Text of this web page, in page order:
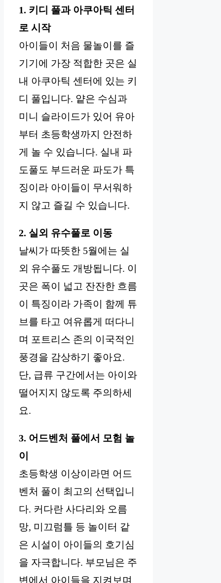
1. 키디 풀과 아쿠아틱 센터
로 시작
아이들이 처음 물놀이를 즐
기기에 가장 적합한 곳은 실
내 아쿠아틱 센터에 있는 키
디 풀입니다. 얕은 수심과
미니 슬라이드가 있어 유아
부터 초등학생까지 안전하
게 놀 수 있습니다. 실내 파
도풀도 부드러운 파도가 특
징이라 아이들이 무서워하
지 않고 즐길 수 있습니다.
2. 실외 유수풀로 이동
날씨가 따뜻한 5월에는 실
외 유수풀도 개방됩니다. 이
곳은 폭이 넓고 잔잔한 흐름
이 특징이라 가족이 함께 튜
브를 타고 여유롭게 떠다니
며 포트리스 존의 이국적인
풍경을 감상하기 좋아요.
단, 급류 구간에서는 아이와
떨어지지 않도록 주의하세
요.
3. 어드벤처 풀에서 모험 놀
이
초등학생 이상이라면 어드
벤처 풀이 최고의 선택입니
다. 커다란 사다리와 오름
망, 미끄럼틀 등 놀이터 같
은 시설이 아이들의 호기심
을 자극합니다. 부모님은 주
변에서 아이들을 지켜보며